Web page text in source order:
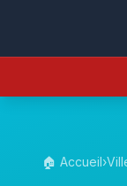
🏠 Accueil›